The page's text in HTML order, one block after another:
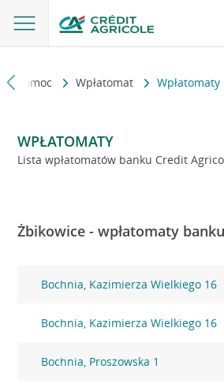
i pomoc Wpłatomat
WPŁATOMATY
Lista wpłatomatów banku Credit
Żbikowice - wpłatomaty
Bochnia, Kazimierza Wielkiego 16
Bochnia, Kazimierza Wielkiego 16
Bochnia, Proszowska 1